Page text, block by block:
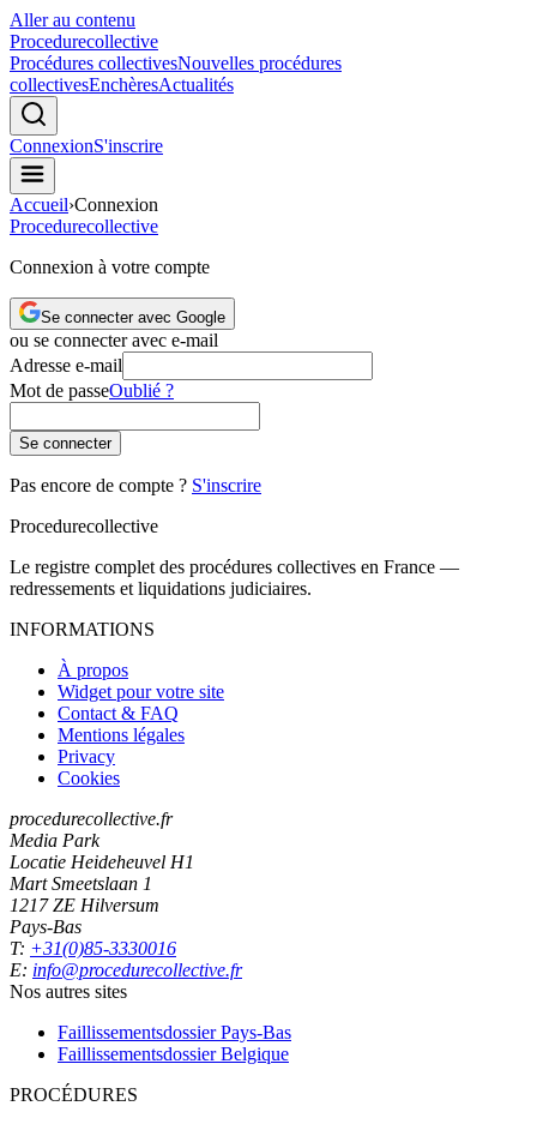
Aller au contenu
Procedurecollective
Procédures collectivesNouvelles procédures
collectivesEnchèresActualités
ConnexionS'inscrire
Accueil›Connexion
Procedurecollective
Connexion à votre compte
Se connecter avec Google
ou se connecter avec e-mail
Adresse e-mail
Mot de passeOublié ?
Se connecter
Pas encore de compte ? S'inscrire
Procedurecollective
Le registre complet des procédures collectives en France —
redressements et liquidations judiciaires.
INFORMATIONS
À propos
Widget pour votre site
Contact & FAQ
Mentions légales
Privacy
Cookies
procedurecollective.fr
Media Park
Locatie Heideheuvel H1
Mart Smeetslaan 1
1217 ZE Hilversum
Pays-Bas
T: +31(0)85-3330016
E: info@procedurecollective.fr
Nos autres sites
Faillissementsdossier Pays-Bas
Faillissementsdossier Belgique
PROCÉDURES